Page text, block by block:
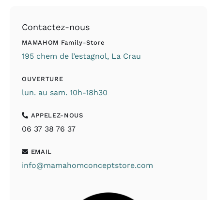
Contactez-nous
MAMAHOM Family-Store
195 chem de l’estagnol, La Crau
OUVERTURE
lun. au sam. 10h-18h30
APPELEZ-NOUS
06 37 38 76 37
EMAIL
info@mamahomconceptstore.com